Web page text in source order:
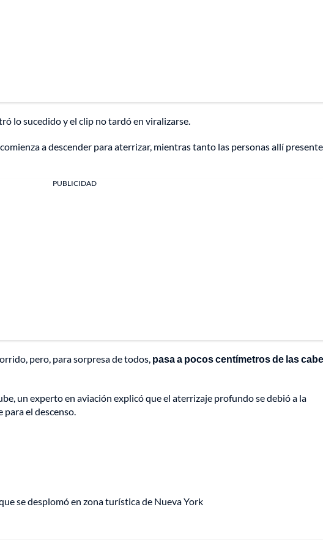
lo sucedido y el clip no tardó en viralizarse.
a descender para aterrizar, mientras tanto las personas allí
PUBLICIDAD
pero, para sorpresa de todos, pasa a pocos centímetros de las
un experto en aviación explicó que el aterrizaje profundo se debió a la
el descenso.
se desplomó en zona turística de Nueva York